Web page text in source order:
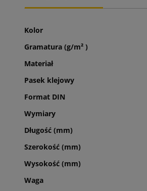
Kolor
Gramatura (g/m² )
Materiał
Pasek klejowy
Format DIN
Wymiary
Długość (mm)
Szerokość (mm)
Wysokość (mm)
Waga